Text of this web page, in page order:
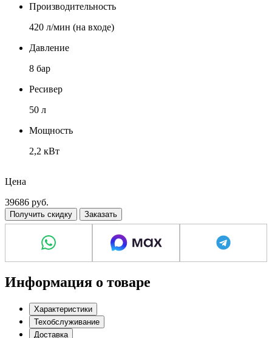
Производительность
420 л/мин (на входе)
Давление
8 бар
Ресивер
50 л
Мощность
2,2 кВт
Цена
39686 руб.
Получить скидку Заказать
Информация о товаре
Характеристики
Техобслуживание
Доставка